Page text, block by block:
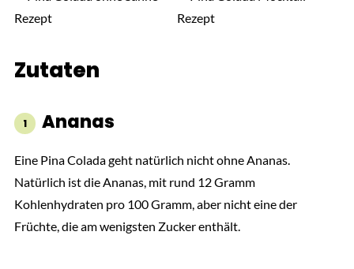
Zutaten
Ananas
Eine Pina Colada geht natürlich nicht ohne Ananas.
Natürlich ist die Ananas, mit rund 12 Gramm
Kohlenhydraten pro 100 Gramm, aber nicht eine der
Früchte, die am wenigsten Zucker enthält.